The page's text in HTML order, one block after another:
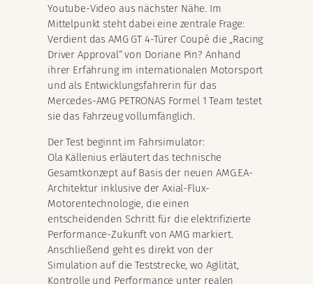
Youtube-Video aus nächster Nähe. Im
Mittelpunkt steht dabei eine zentrale Frage:
Verdient das AMG GT 4-Türer Coupé die „Racing
Driver Approval“ von Doriane Pin? Anhand
ihrer Erfahrung im internationalen Motorsport
und als Entwicklungsfahrerin für das
Mercedes-AMG PETRONAS Formel 1 Team testet
sie das Fahrzeug vollumfänglich.
Der Test beginnt im Fahrsimulator:
Ola Källenius erläutert das technische
Gesamtkonzept auf Basis der neuen AMG.EA-
Architektur inklusive der Axial-Flux-
Motorentechnologie, die einen
entscheidenden Schritt für die elektrifizierte
Performance-Zukunft von AMG markiert.
Anschließend geht es direkt von der
Simulation auf die Teststrecke, wo Agilität,
Kontrolle und Performance unter realen